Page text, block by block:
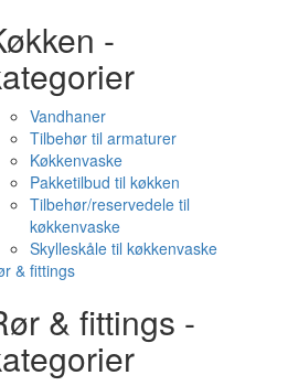
-
Vandhaner
Tilbehør til armaturer
Køkkenvaske
Pakketilbud til køkken
Tilbehør/reservedele til
køkkenvaske
Skylleskåle til køkkenvaske
& fittings
& fittings -